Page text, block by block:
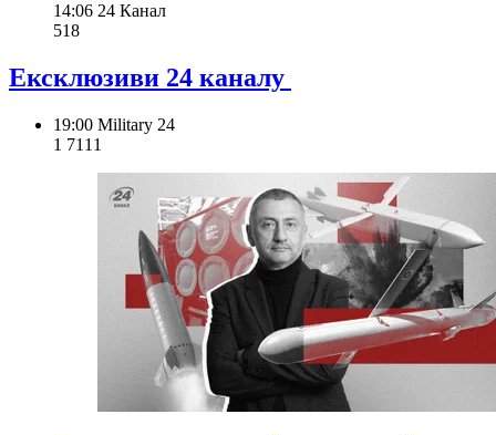
14:06 24 Канал
518
Ексклюзиви 24 каналу
19:00 Military 24
1 711 1